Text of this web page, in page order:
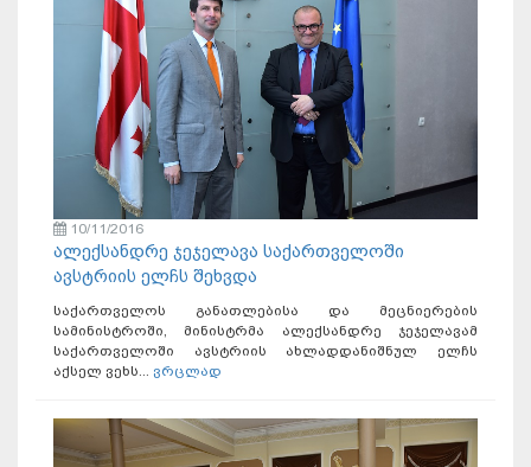
10/11/2016
ალექსანდრე ჯეჯელავა საქართველოში
ავსტრიის ელჩს შეხვდა
საქართველოს განათლებისა და მეცნიერების
სამინისტროში, მინისტრმა ალექსანდრე ჯეჯელავამ
საქართველოში ავსტრიის ახლადდანიშნულ ელჩს
აქსელ ვეხს... ვრცლად